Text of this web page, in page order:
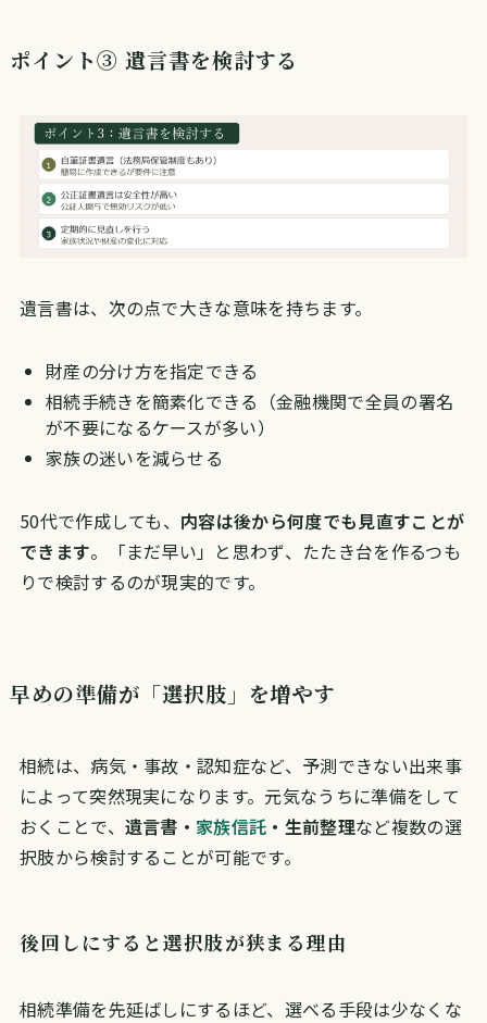
ポイント③ 遺言書を検討する
遺言書は、次の点で大きな意味を持ちます。
財産の分け方を指定できる
相続手続きを簡素化できる（金融機関で全員の署名
が不要になるケースが多い）
家族の迷いを減らせる
50代で作成しても、 内容は後から何度でも見直すことが
できます。「まだ早い」と思わず、たたき台を作るつも
りで検討するのが現実的です。
早めの準備が「選択肢」を増やす
相続は、病気・事故・認知症など、予測できない出来事
によって突然現実になります。元気なうちに準備をして
おくことで、 遺言書・ 家族信託 ・生前整理など複数の選
択肢から検討することが可能です。
後回しにすると選択肢が狭まる理由
相続準備を先延ばしにするほど、選べる手段は少なくな